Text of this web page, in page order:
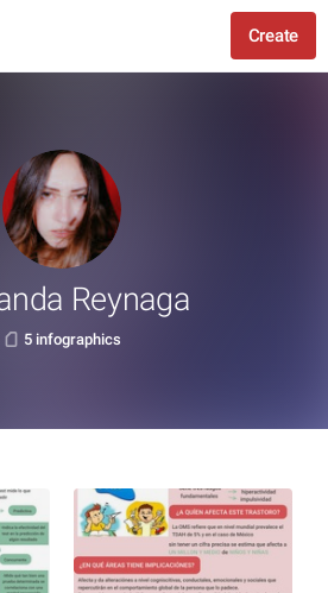
Create
Reynaga
5 infographics